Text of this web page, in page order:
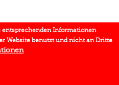
entsprechenden Informationen
Website benutzt und nicht an Dritte